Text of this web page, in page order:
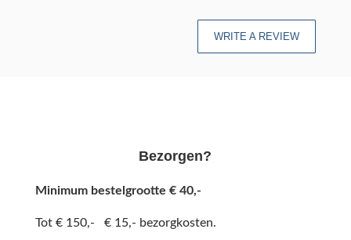
WRITE A REVIEW
Bezorgen?
Minimum bestelgrootte € 40,-
Tot € 150,- € 15,- bezorgkosten.